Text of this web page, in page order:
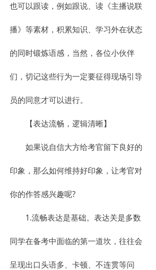
也可以跟读，例如跟说、读《主播说联
播》等素材，积累知识、学习外在状态
的同时锻炼语感，当然，各位小伙伴
们，切记这些行为一定要征得现场引导
员的同意才可以进行。
【表达流畅，逻辑清晰】
如果说自信大方给考官留下良好的
印象，那么如何维持好印象，让考官对
你的作答感兴趣呢?
1.流畅表达是基础。表达关是多数
同学在备考中面临的第一道坎，往往会
呈现出口头语多、卡顿、不连贯等问